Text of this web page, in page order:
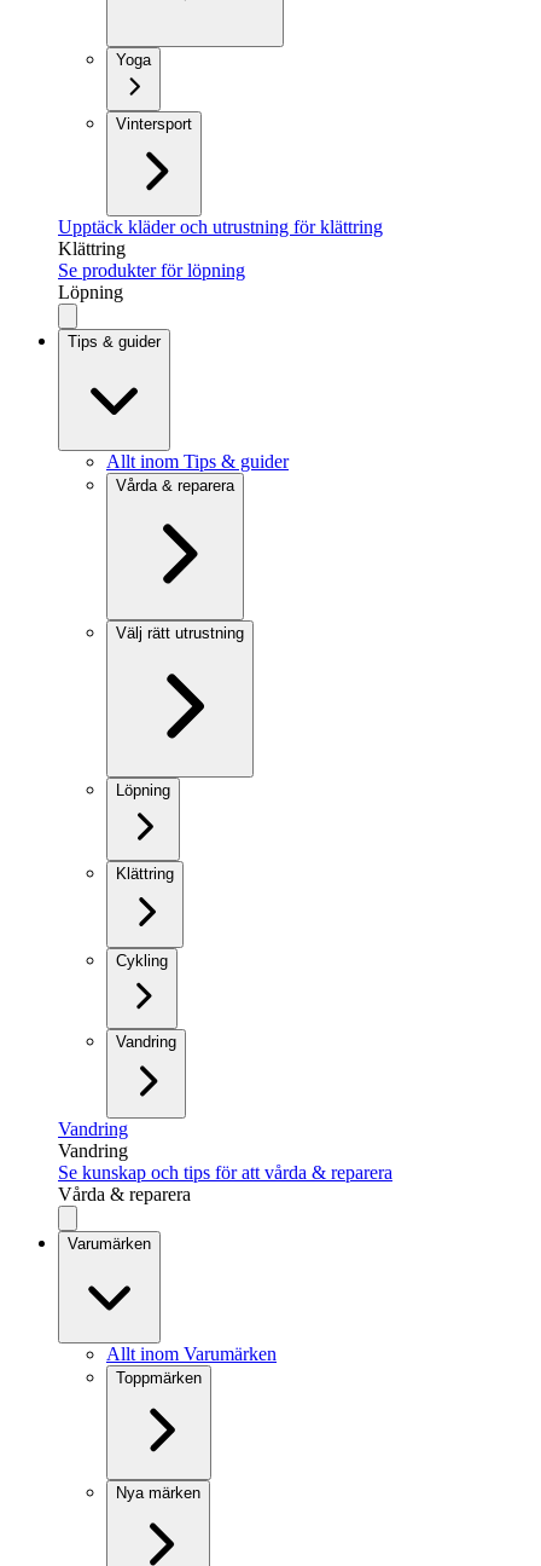
Yoga
Vintersport
Upptäck kläder och utrustning för klättring
Klättring
Se produkter för löpning
Löpning
Tips & guider
Allt inom Tips & guider
Vårda & reparera
Välj rätt utrustning
Löpning
Klättring
Cykling
Vandring
Vandring
Vandring
Se kunskap och tips för att vårda & reparera
Vårda & reparera
Varumärken
Allt inom Varumärken
Toppmärken
Nya märken